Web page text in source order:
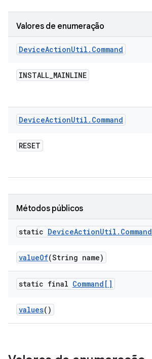
Valores de enumeração
DeviceActionUtil . Command
INSTALL_MAINLINE
DeviceActionUtil . Command
RESET
Métodos públicos
static DeviceActionUtil . Command
valueOf(String name)
static final Command[]
values()